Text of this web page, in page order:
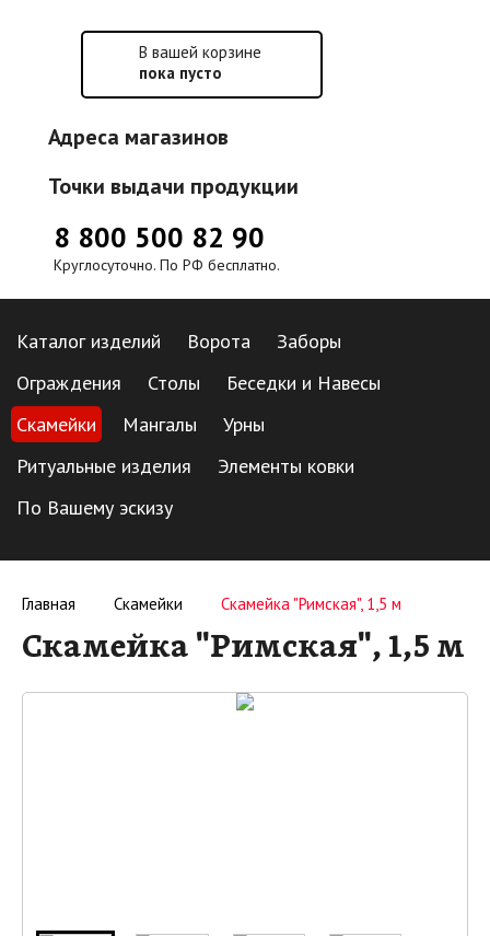
В вашей корзине
пока пусто
Адреса магазинов
Точки выдачи продукции
8 800 500 82 90
Круглосуточно. По РФ бесплатно.
Каталог изделий Ворота
Заборы
Ограждения
Столы
Беседки и Навесы
Скамейки
Мангалы
Урны
Ритуальные изделия
Элементы ковки
По Вашему эскизу
Главная Скамейки Скамейка "Римская", 1,5 м
Скамейка "Римская", 1,5 м